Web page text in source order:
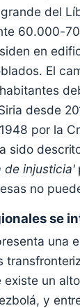
del
60.000-
en
El
desde
por la
sido
de injusticia'
no
se
una
existe un
y